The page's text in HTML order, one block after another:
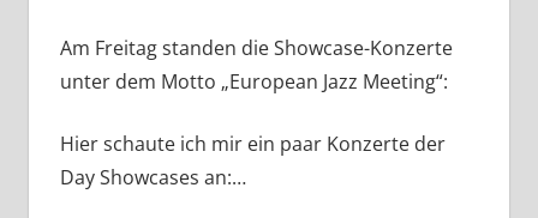
Am Freitag standen die Showcase-Konzerte
unter dem Motto „European Jazz Meeting“:
Hier schaute ich mir ein paar Konzerte der
Day Showcases an:…